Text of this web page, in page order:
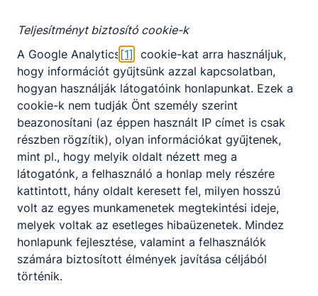
Jenőokleveles bányamérnök-főfelügyelőt bízta
meg. Első ízben 1935 decemberében avattak
vájárokat, akik vájárbizonyítványt vehettek át az
elnöklő bányahatósági küldöttől. A várpalotai
vájáriskola az első az országban, ahol a
bányászat szakmunkásaival, a vájárokkal
foglalkoznak, őket oktatják, és szakmai
képzésben részesítik.
Majd jött a II. Világháború. Kétségbeejtő,
reménytelen, csüggedt kilátástalanságban élt a
várpalotai nép. A termelés megindulásával az ipar
növekvő szakember igényének kielégítésére több
önálló szakmunkásképző iskola jött létre a
városban. 296. sz. Ipari Szakmunkásképző Intézet
a bányaipar részére képzett szakembereket. 305.
Teljesítményt biztosító cookie-k
A Google Analytics [1] cookie-kat arra használjuk,
hogy információt gyűjtsünk azzal kapcsolatban,
hogyan használják látogatóink honlapunkat. Ezek a
cookie-k nem tudják Önt személy szerint
beazonosítani (az éppen használt IP címet is csak
részben rögzítik), olyan információkat gyűjtenek,
mint pl., hogy melyik oldalt nézett meg a
látogatónk, a felhasználó a honlap mely részére
kattintott, hány oldalt keresett fel, milyen hosszú
volt az egyes munkamenetek megtekintési ideje,
melyek voltak az esetleges hibaüzenetek. Mindez
honlapunk fejlesztése, valamint a felhasználók
számára biztosított élmények javítása céljából
történik.